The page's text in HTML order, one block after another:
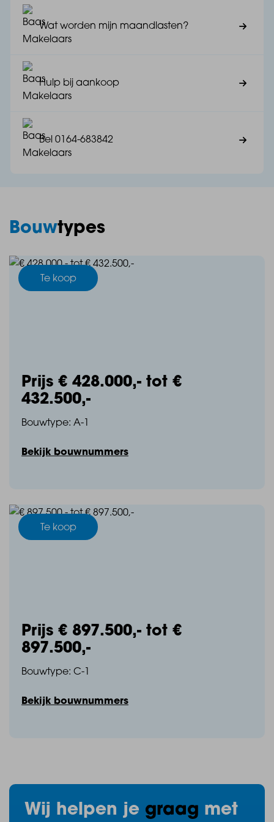
- Midden in het gezellige centrum van Steenbergen
met alle voorzieningen op loopafstand
Ben je enthousiast geworden? De laatste
Neem contact op met Baas Makelaars. We helpen je
Telefoon: 0164 68 38 42
E-mail: nieuwbouw@baasmakelaars.nl
Wat worden mijn maandlasten?
Hulp bij aankoop
Bel 0164-683842
Bouwtypes
Te koop
Prijs € 428.000,- tot €
432.500,-
Bouwtype: A-1
Bekijk bouwnummers
Te koop
Prijs € 897.500,- tot €
897.500,-
Bouwtype: C-1
Bekijk bouwnummers
Wij helpen je graag met